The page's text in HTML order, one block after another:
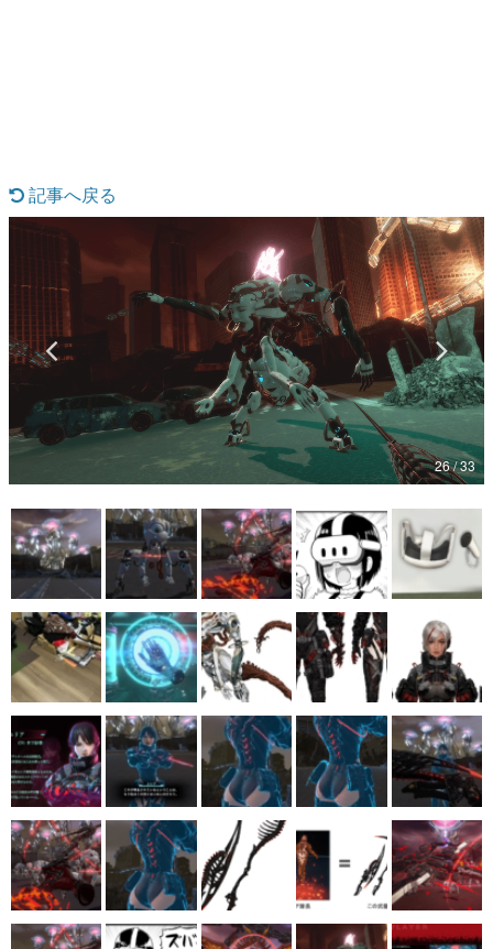
なんでゲームは面白い？
ゲーム開発者・hamatsu氏がゲームの魅力を画面や操作の
具体的な形から解き明かしていく、硬派で骨太な評論連載
ゲームが変えた日本語
「経験値」「裏技」「ラスボス」… ゲームにまつわる言葉
の起源や用法の変遷を、コンピューター文化史研究家・タ
イニーP氏が徹底調査。
カテゴリ
マンガ
女性向け
アプリレビュー
その他
電ファミニコゲーマーとは？
運営：株式会社マレ
記事へ戻る
26 / 33